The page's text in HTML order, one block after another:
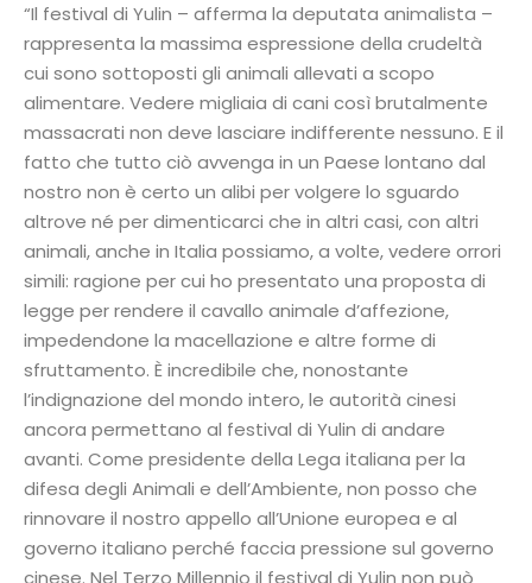
“Il festival di Yulin – afferma la deputata animalista –
rappresenta la massima espressione della crudeltà
cui sono sottoposti gli animali allevati a scopo
alimentare. Vedere migliaia di cani così brutalmente
massacrati non deve lasciare indifferente nessuno. E il
fatto che tutto ciò avvenga in un Paese lontano dal
nostro non è certo un alibi per volgere lo sguardo
altrove né per dimenticarci che in altri casi, con altri
animali, anche in Italia possiamo, a volte, vedere orrori
simili: ragione per cui ho presentato una proposta di
legge per rendere il cavallo animale d’affezione,
impedendone la macellazione e altre forme di
sfruttamento. È incredibile che, nonostante
l’indignazione del mondo intero, le autorità cinesi
ancora permettano al festival di Yulin di andare
avanti. Come presidente della Lega italiana per la
difesa degli Animali e dell’Ambiente, non posso che
rinnovare il nostro appello all’Unione europea e al
governo italiano perché faccia pressione sul governo